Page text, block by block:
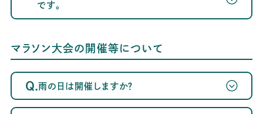
です。
マラソン大会の開催等について
Q.雨の日は開催しますか？